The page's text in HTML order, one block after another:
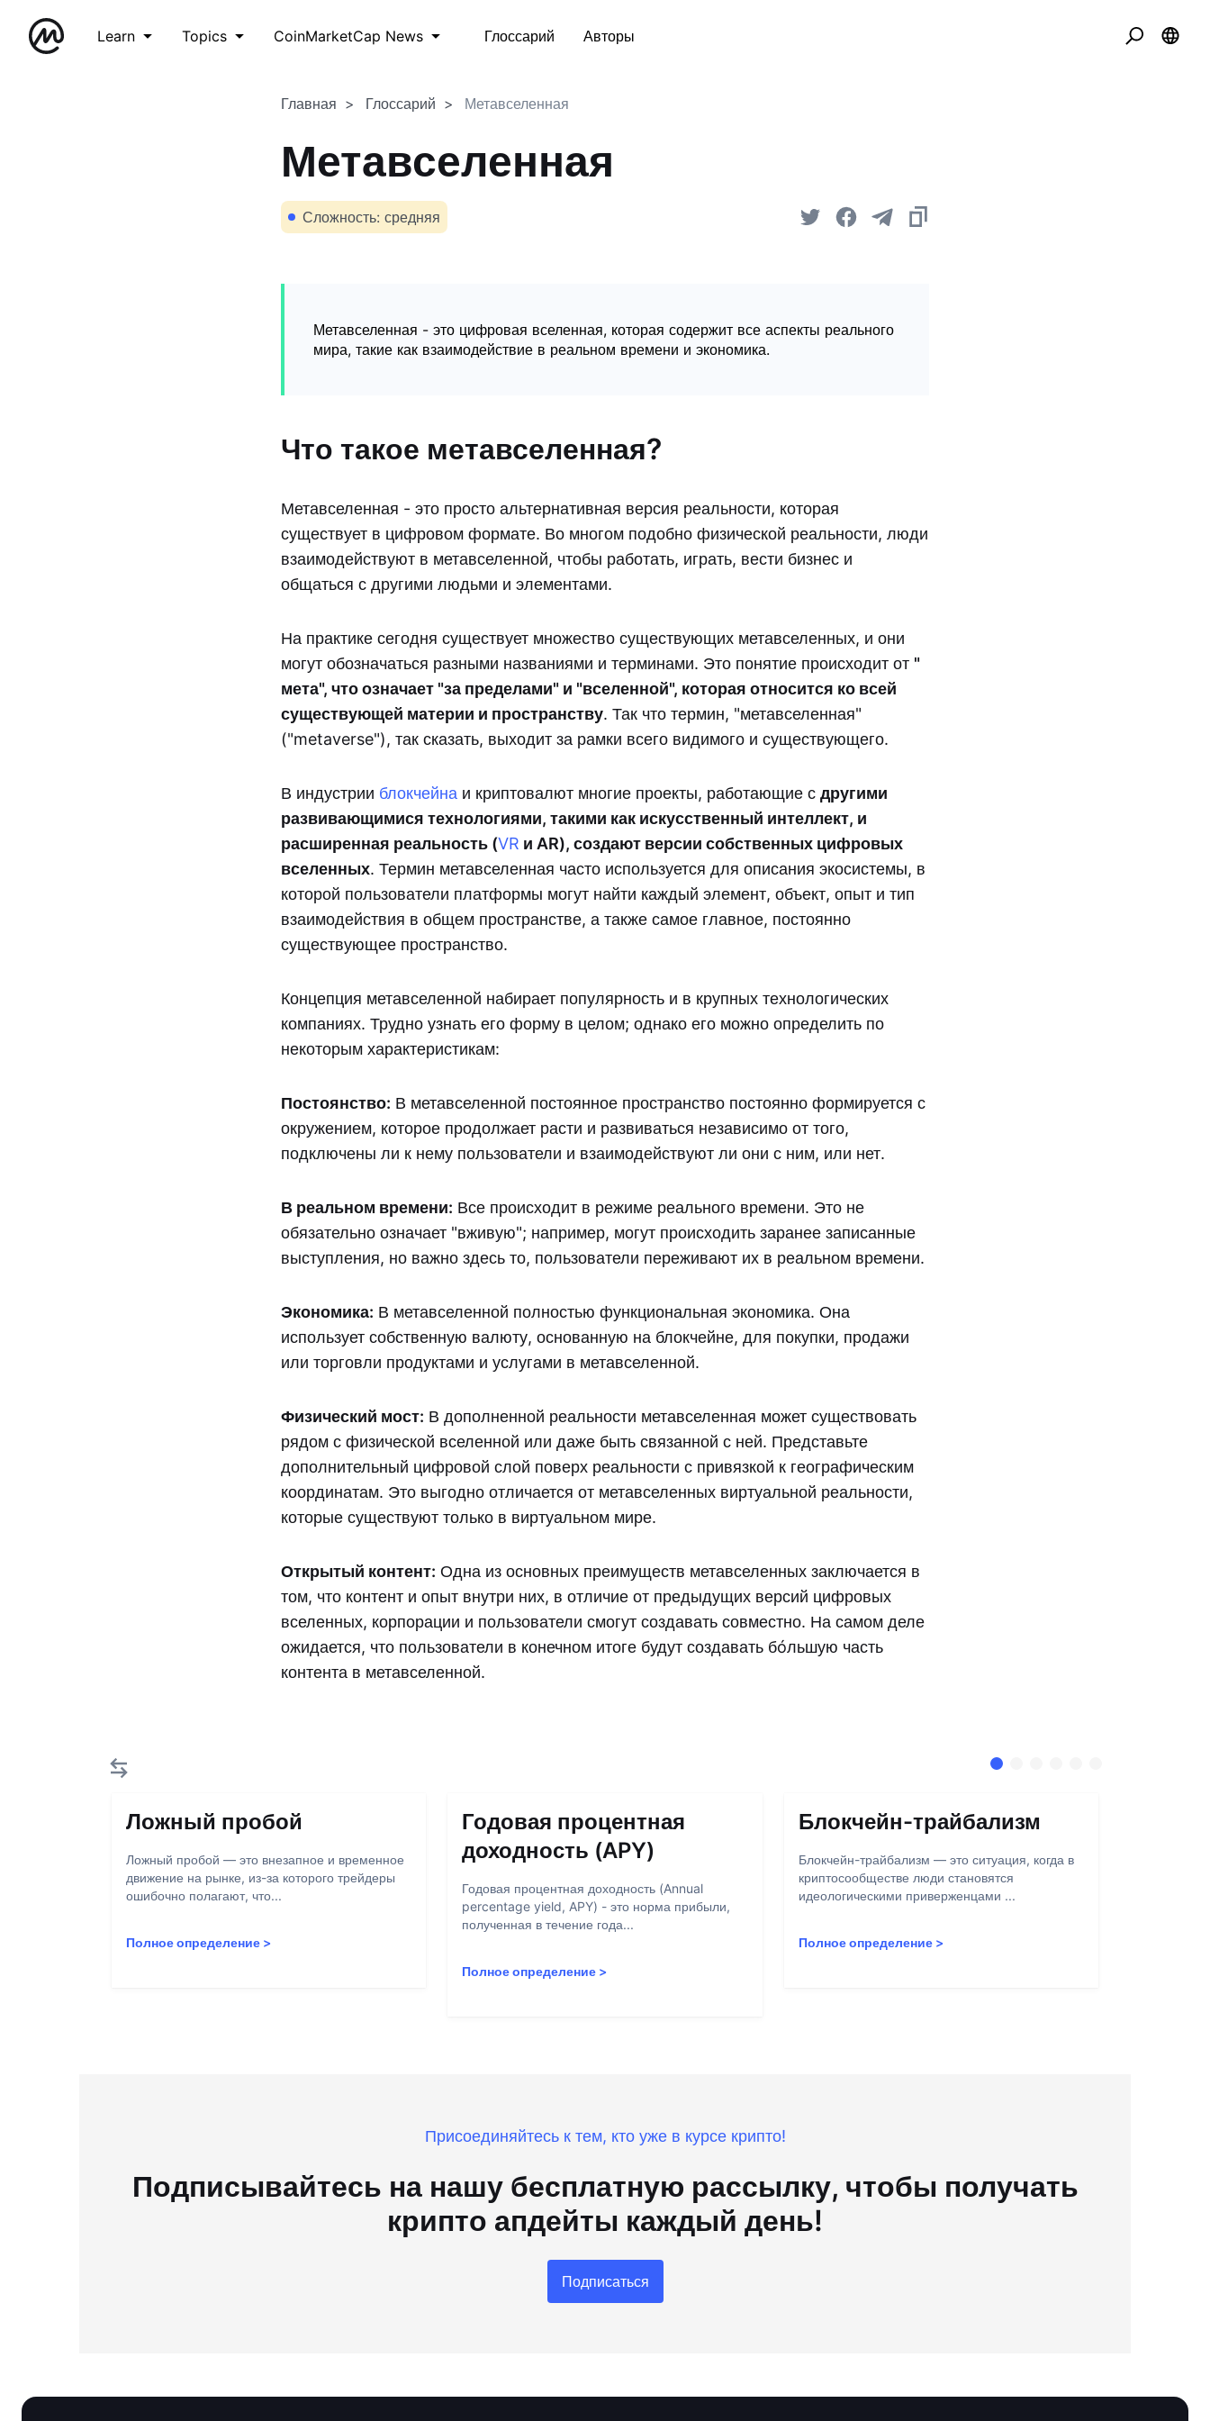
Learn Topics CoinMarketCap News Глоссарий Авторы
Главная Глоссарий Метавселенная
Метавселенная
Сложность: средняя
Метавселенная - это цифровая вселенная, которая содержит все аспекты реального
мира, такие как взаимодействие в реальном времени и экономика.
Что такое метавселенная?
Метавселенная - это просто альтернативная версия реальности, которая
существует в цифровом формате. Во многом подобно физической реальности, люди
взаимодействуют в метавселенной, чтобы работать, играть, вести бизнес и
общаться с другими людьми и элементами.
На практике сегодня существует множество существующих метавселенных, и они
могут обозначаться разными названиями и терминами. Это понятие происходит от "
мета", что означает "за пределами" и "вселенной", которая относится ко всей
существующей материи и пространству. Так что термин, "метавселенная"
("metaverse"), так сказать, выходит за рамки всего видимого и существующего.
В индустрии блокчейна и криптовалют многие проекты, работающие с другими
развивающимися технологиями, такими как искусственный интеллект, и
расширенная реальность (VR и AR), создают версии собственных цифровых
вселенных. Термин метавселенная часто используется для описания экосистемы, в
которой пользователи платформы могут найти каждый элемент, объект, опыт и тип
взаимодействия в общем пространстве, а также самое главное, постоянно
существующее пространство.
Концепция метавселенной набирает популярность и в крупных технологических
компаниях. Трудно узнать его форму в целом; однако его можно определить по
некоторым характеристикам:
Постоянство: В метавселенной постоянное пространство постоянно формируется с
окружением, которое продолжает расти и развиваться независимо от того,
подключены ли к нему пользователи и взаимодействуют ли они с ним, или нет.
В реальном времени: Все происходит в режиме реального времени. Это не
обязательно означает "вживую"; например, могут происходить заранее записанные
выступления, но важно здесь то, пользователи переживают их в реальном времени.
Экономика: В метавселенной полностью функциональная экономика. Она
использует собственную валюту, основанную на блокчейне, для покупки, продажи
или торговли продуктами и услугами в метавселенной.
Физический мост: В дополненной реальности метавселенная может существовать
рядом с физической вселенной или даже быть связанной с ней. Представьте
дополнительный цифровой слой поверх реальности с привязкой к географическим
координатам. Это выгодно отличается от метавселенных виртуальной реальности,
которые существуют только в виртуальном мире.
Открытый контент: Одна из основных преимуществ метавселенных заключается в
том, что контент и опыт внутри них, в отличие от предыдущих версий цифровых
вселенных, корпорации и пользователи смогут создавать совместно. На самом деле
ожидается, что пользователи в конечном итоге будут создавать бóльшую часть
контента в метавселенной.
Ложный пробой
Ложный пробой — это внезапное и временное
движение на рынке, из-за которого трейдеры
ошибочно полагают, что...
Полное определение >
Годовая процентная
доходность (APY)
Годовая процентная доходность (Annual
percentage yield, APY) - это норма прибыли,
полученная в течение года...
Полное определение >
Блокчейн-трайбализм
Блокчейн-трайбализм — это ситуация, когда в
криптосообществе люди становятся
идеологическими приверженцами ...
Полное определение>
Присоединяйтесь к тем, кто уже в курсе крипто!
Подписывайтесь на нашу бесплатную рассылку, чтобы получать
крипто апдейты каждый день!
Подписаться